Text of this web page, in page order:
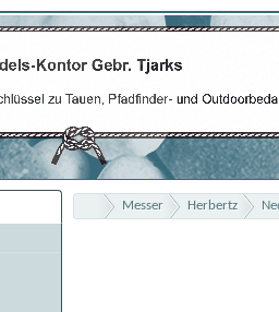
Messer Herbertz